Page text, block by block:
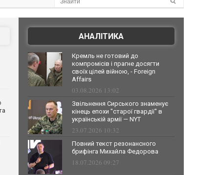
АНАЛІТИКА
Кремль не готовий до
компромісів і прагне досягти
своїх цілей війною, - Foreign
Affairs
03.08.2026 13:02
Звільнення Сирського знаменує
кінець епохи "старої гвардії" в
українській армії — NYT
23.07.2026 10:32
Повний текст резонансного
брифінга Михайла Федорова
18.07.2026 09:27